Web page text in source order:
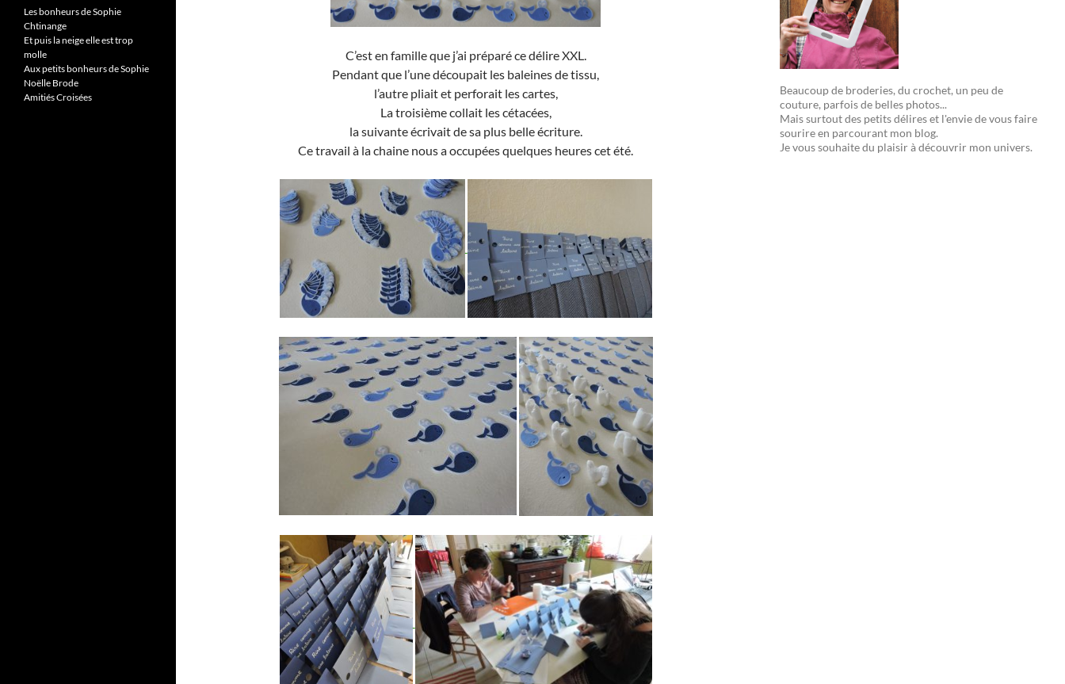
C’est en famille que j’ai préparé ce délire XXL.
Pendant que l’une découpait les baleines de tissu,
l’autre pliait et perforait les cartes,
La troisième collait les cétacées,
la suivante écrivait de sa plus belle écriture.
Ce travail à la chaine nous a occupées quelques heures cet été.
Beaucoup de broderies, du crochet, un peu de
couture, parfois de belles photos...
Mais surtout des petits délires et l'envie de vous faire
sourire en parcourant mon blog.
Je vous souhaite du plaisir à découvrir mon univers.
Les bonheurs de Sophie
Chtinange
Et puis la neige elle est trop
molle
Aux petits bonheurs de Sophie
Noëlle Brode
Amitiés Croisées